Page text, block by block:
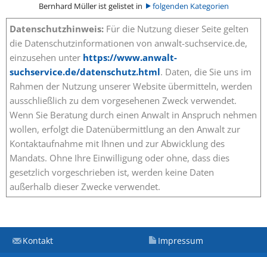
Bernhard Müller ist gelistet in folgenden Kategorien
Datenschutzhinweis: Für die Nutzung dieser Seite gelten
die Datenschutzinformationen von anwalt-suchservice.de,
einzusehen unter https://www.anwalt-
suchservice.de/datenschutz.html. Daten, die Sie uns im
Rahmen der Nutzung unserer Website übermitteln, werden
ausschließlich zu dem vorgesehenen Zweck verwendet.
Wenn Sie Beratung durch einen Anwalt in Anspruch nehmen
wollen, erfolgt die Datenübermittlung an den Anwalt zur
Kontaktaufnahme mit Ihnen und zur Abwicklung des
Mandats. Ohne Ihre Einwilligung oder ohne, dass dies
gesetzlich vorgeschrieben ist, werden keine Daten
außerhalb dieser Zwecke verwendet.
Kontakt Impressum